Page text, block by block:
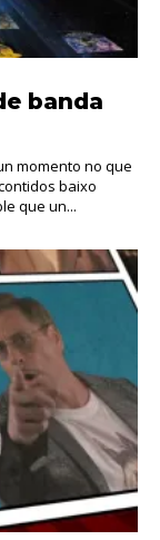
banda
momento no que
baixo
que un...